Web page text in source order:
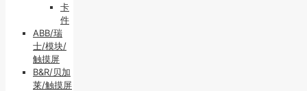
卡
件
ABB/瑞
士/模块/
触摸屏
B&R/贝加
莱/触摸屏